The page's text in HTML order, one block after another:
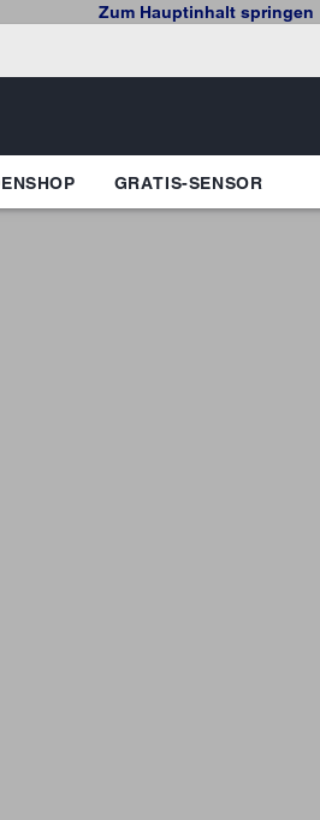
Zum Hauptinhalt springen
GRATIS-SENSOR